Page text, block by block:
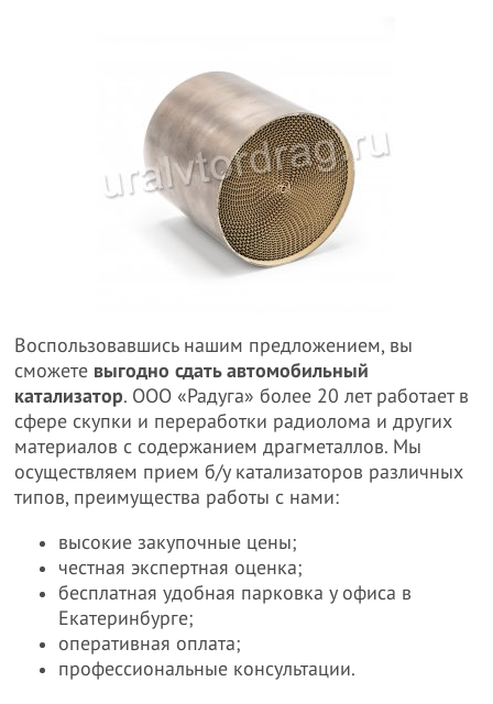
Воспользовавшись нашим предложением, вы
сможете выгодно сдать автомобильный
катализатор. ООО «Радуга» более 20 лет работает в
сфере скупки и переработки радиолома и других
материалов с содержанием драгметаллов. Мы
осуществляем прием б/у катализаторов различных
типов, преимущества работы с нами:
высокие закупочные цены;
честная экспертная оценка;
бесплатная удобная парковка у офиса в
Екатеринбурге;
оперативная оплата;
профессиональные консультации.